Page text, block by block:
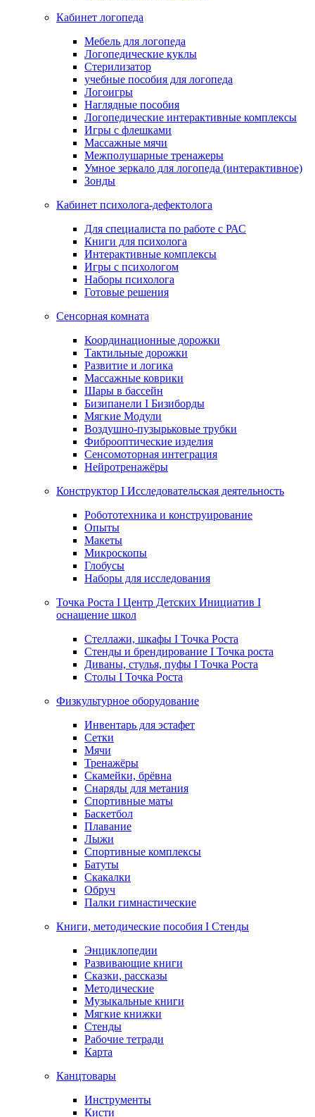
Кабинет логопеда
Мебель для логопеда
Логопедические куклы
Стерилизатор
учебные пособия для логопеда
Логоигры
Наглядные пособия
Логопедические интерактивные комплексы
Игры с флешками
Массажные мячи
Межполушарные тренажеры
Умное зеркало для логопеда (интерактивное)
Зонды
Кабинет психолога-дефектолога
Для специалиста по работе с РАС
Книги для психолога
Интерактивные комплексы
Игры с психологом
Наборы психолога
Готовые решения
Сенсорная комната
Координационные дорожки
Тактильные дорожки
Развитие и логика
Массажные коврики
Шары в бассейн
Бизипанели I Бизиборды
Мягкие Модули
Воздушно-пузырьковые трубки
Фиброоптические изделия
Сенсомоторная интеграция
Нейротренажёры
Конструктор I Исследовательская деятельность
Робототехника и конструирование
Опыты
Макеты
Микроскопы
Глобусы
Наборы для исследования
Точка Роста I Центр Детских Инициатив I
оснащение школ
Стеллажи, шкафы I Точка Роста
Стенды и брендирование I Точка роста
Диваны, стулья, пуфы I Точка Роста
Столы I Точка Роста
Физкультурное оборудование
Инвентарь для эстафет
Сетки
Мячи
Тренажёры
Скамейки, брёвна
Снаряды для метания
Спортивные маты
Баскетбол
Плавание
Лыжи
Спортивные комплексы
Батуты
Скакалки
Обруч
Палки гимнастические
Книги, методические пособия I Стенды
Энциклопедии
Развивающие книги
Сказки, рассказы
Методические
Музыкальные книги
Мягкие книжки
Стенды
Рабочие тетради
Карта
Канцтовары
Инструменты
Кисти